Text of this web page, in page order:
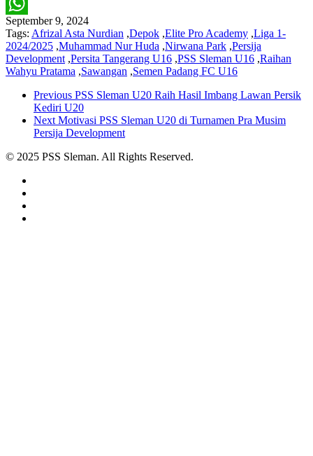
Twitter
WhatsApp
September 9, 2024
Tags: Afrizal Asta Nurdian ,Depok ,Elite Pro Academy ,Liga 1-
2024/2025 ,Muhammad Nur Huda ,Nirwana Park ,Persija
Development ,Persita Tangerang U16 ,PSS Sleman U16 ,Raihan
Wahyu Pratama ,Sawangan ,Semen Padang FC U16
Previous PSS Sleman U20 Raih Hasil Imbang Lawan Persik
Kediri U20
Next Motivasi PSS Sleman U20 di Turnamen Pra Musim
Persija Development
© 2025 PSS Sleman. All Rights Reserved.